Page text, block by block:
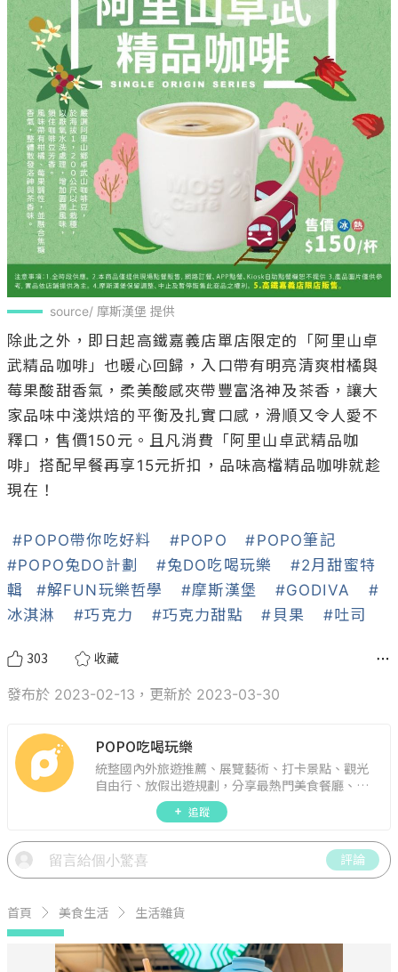
source/ 摩斯漢堡 提供
除此之外，即日起高鐵嘉義店單店限定的「阿里山卓
武精品咖啡」也暖心回歸，入口帶有明亮清爽柑橘與
莓果酸甜香氣，柔美酸感夾帶豐富洛神及茶香，讓大
家品味中淺烘焙的平衡及扎實口感，滑順又令人愛不
釋口，售價150元。且凡消費「阿里山卓武精品咖
啡」搭配早餐再享15元折扣，品味高檔精品咖啡就趁
現在！
#POPO帶你吃好料 #POPO
#POPO筆記
#POPO兔DO計劃
#兔DO吃喝玩樂
#2月甜蜜特
輯
#解FUN玩樂哲學 #摩斯漢堡 #GODIVA
#
冰淇淋
#巧克力 #巧克力甜點 #貝果 #吐司
303 收藏
發布於 2023-02-13，更新於 2023-03-30
POPO吃喝玩樂
統整國內外旅遊推薦、展覽藝術、打卡景點、觀光
自由行、放假出遊規劃，分享最熱門美食餐廳、約
會聚餐、人氣甜點、速食手搖飲、3C科技、心理測
驗、星座運勢、生活雜貨、吃喝玩樂實用資訊。
追蹤
評論
首頁 美食生活 生活雜貨